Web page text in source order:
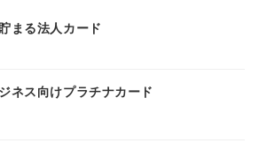
まる法人カード
ネス向けプラチナカード